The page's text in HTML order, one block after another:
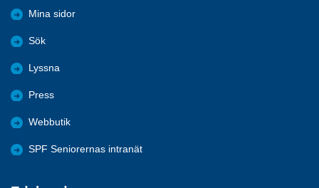
Mina sidor
Sök
Lyssna
Press
Webbutik
SPF Seniorernas intranät